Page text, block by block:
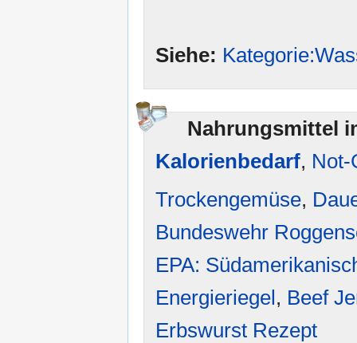
Siehe:
Nahrungsmittel
Kalorienbedarf, Not-
Trockengemüse,
Bundeswehr
EPA:
Energieriegel , Beef
Erbswurst Rezept